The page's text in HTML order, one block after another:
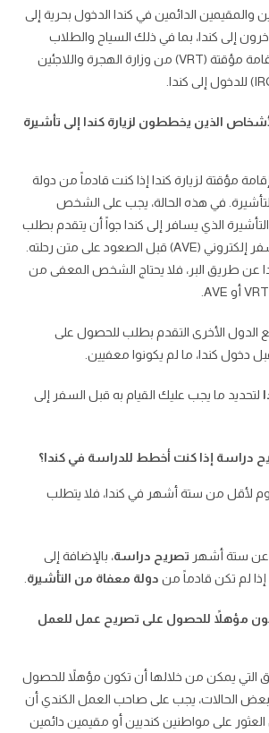
والمقيمين الدائمين في كندا الدخول بحرية إلى
إلى كندا، بما في ذلك السياح والطلاب
والعمال، إلى تأشيرة إقامة مؤقتة (VRT) من وزارة الهجرة واللاجئين
الذين يخططون لزيارة كندا إلى تأشيرة
إقامة مؤقتة لزيارة كندا إذا كنت قادماً من دولة
في هذه الحالة، يجب على الشخص
الذي يسافر إلى كندا جواً أن يتقدم بطلب
للحصول على تصريح سفر إلكتروني (AVE) قبل الصعود على متن رحلته.
عن طريق البر، فلا يحتاج الشخص المعفى من
الدول الأخرى التقدم بطلب للحصول على
دخول كندا، ما لم يكونوا معفيين.
لتحديد ما يجب عليك القيام به قبل السفر إلى
دراسة إذا كنت أخطط للدراسة في كندا؟
لأقل من ستة أشهر في كندا، فلا يتطلب
عن ستة أشهر تصريح دراسة، بالإضافة إلى
إذا لم تكن قادماً من دولة معفاة من التأشيرة
مؤهلاً للحصول على تصريح عمل للعمل
التي يمكن من خلالها أن تكون مؤهلاً للحصول
بعض الحالات، يجب على صاحب العمل الكندي أن
على مواطنين كنديين أو مقيمين دائمين